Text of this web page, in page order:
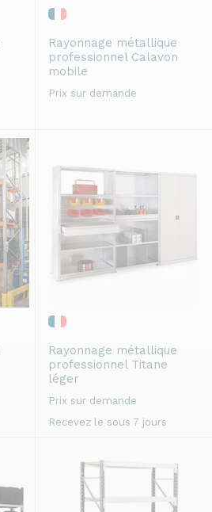
Rayonnage métallique
professionnelCalavon
mobile
Prix sur demande
Rayonnage métallique
professionnelTitane
léger
Prix sur demande
Recevez le sous 7 jours